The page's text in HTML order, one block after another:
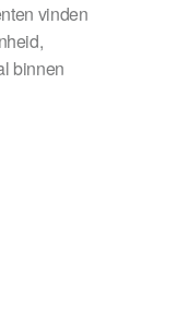
vinden
binnen